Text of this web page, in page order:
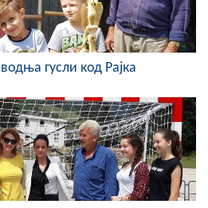
гусли код Рајка